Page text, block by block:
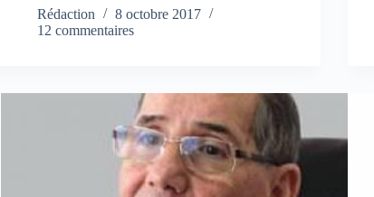
Rédaction
8 octobre 2017
12 commentaires